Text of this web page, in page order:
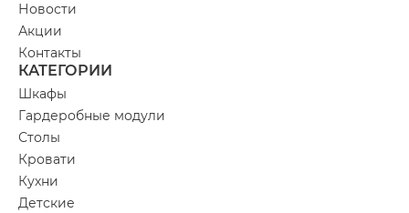
Новости
Акции
Контакты
КАТЕГОРИИ
Шкафы
Гардеробные модули
Столы
Кровати
Кухни
Детские